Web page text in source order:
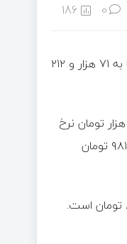
0
186
به گزارش اکوایران، در معاملات امروز -دوشنبه ۹ تیر ۱۴۰۴- مرکز مبادله ارز و طلای ایران هر اسکناس دلار آمریکا به ۷۱ هزار و ۲۱۲
این درحالی است که قیمت دلار حواله در معاملات بازار ارز تجاری روز گذشته، یک‌شنبه 8 تیر ماه، در کانال 69 هزار تومان نرخ
خورد.قیمت هر اسکناس یورو در مرکز مبادله ایران به ۸۳ هزار و ۲۴۹ تومان و نرخ حواله یورو نیز به ۸۰ هزار و ۹۸۱ تومان
از سوی دیگر اسکناس درهم امارات ۱۹ هزار و ۳۹۰ تومان ارزش‌گذاری شده و نرخ حواله درهم نیز ۱۸ هزار و ۸۶۲ تومان است.